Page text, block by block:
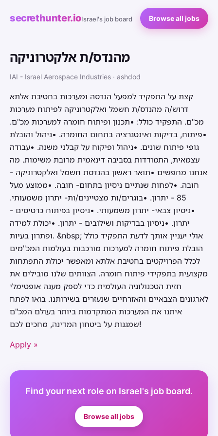
secrethunter.ioIsrael's job board Browse all jobs
מהנדס/ת אלקטרוניקה
IAI - Israel Aerospace Industries · ashdod
קצת על התפקיד למפעל הנדסה ומערכות בחטיבת אלתא
דרוש/ה מהנדס/ת חשמל ואלקטרוניקה לפיתוח מערכות
מכ"ם. התפקיד כולל: •תכנון ופיתוח חומרה למערכות מכ"ם.
•פיתוח, בדיקות ואינטגרציה בתחום החומרה. •ניהול והובלת
גופי פיתוח שונים. •ניהול ופיקוח על קבלני משנה. •עבודה
עצמאית, התמודדות בסביבה דינאמית מרובת משימות. מה
אנחנו מחפשים •תואר ראשון בהנדסת חשמל ואלקטרוניקה -
חובה. •לפחות שנתיים ניסיון בתחום- חובה. •ממוצע מעל
85 - יתרון. •בוגרים/ות מצטיינים/ות- יתרון משמעותי.
•ניסיון צבאי- יתרון משמעותי. •ניסיון בפיתוח כרטיסים -
יתרון. •ניסיון בבדיקות ושילובים - יתרון. •יכולת למידה
ופתרון בעיות. &nbsp; אולי יעניין אותך לדעת התפקיד כולל
הובלת פיתוח חומרה למערכות מורכבות בעולמות המכ"מים
לכלל הפרויקטים בחטיבת אלתא ומאפשר יכולת התפתחות
מקצועית בתפקידי פיתוח חומרה. הצוותים שלנו מובילים את
חזית הטכנולוגיה העולמית כדי לספק מענה אופטימלי
לארגונים הצבאיים והאזרחיים שנעזרים בשירותנו. בואו לפתח
איתנו את המערכות המתקדמות ביותר בעולם המכ"ם
שמגנות על ביטחון המדינה, מחכים לכם!
Apply »
Find your next role on Israel's job board.
Browse all jobs